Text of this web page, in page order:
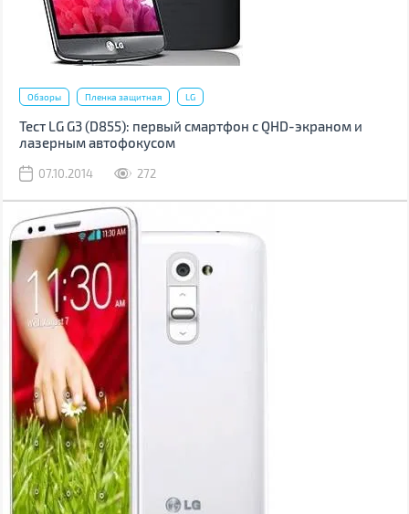
Обзоры Пленка защитная LG
Тест LG G3 (D855): первый смартфон с QHD-экраном и
лазерным автофокусом
07.10.2014 272